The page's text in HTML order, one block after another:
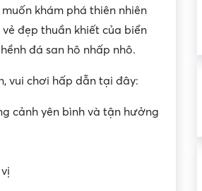
khám phá thiên nhiên
đẹp thuần khiết của biển
đá san hô nhấp nhô.
vui chơi hấp dẫn tại đây:
cảnh yên bình và tận hưởng